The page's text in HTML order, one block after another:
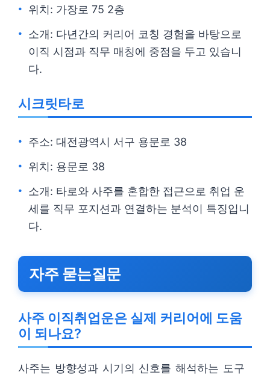
위치: 가장로 75 2층
소개: 다년간의 커리어 코칭 경험을 바탕으로
이직 시점과 직무 매칭에 중점을 두고 있습니
다.
시크릿타로
주소: 대전광역시 서구 용문로 38
위치: 용문로 38
소개: 타로와 사주를 혼합한 접근으로 취업 운
세를 직무 포지션과 연결하는 분석이 특징입니
다.
자주 묻는질문
사주 이직취업운은 실제 커리어에 도움
이 되나요?
사주는 방향성과 시기의 신호를 해석하는 도구